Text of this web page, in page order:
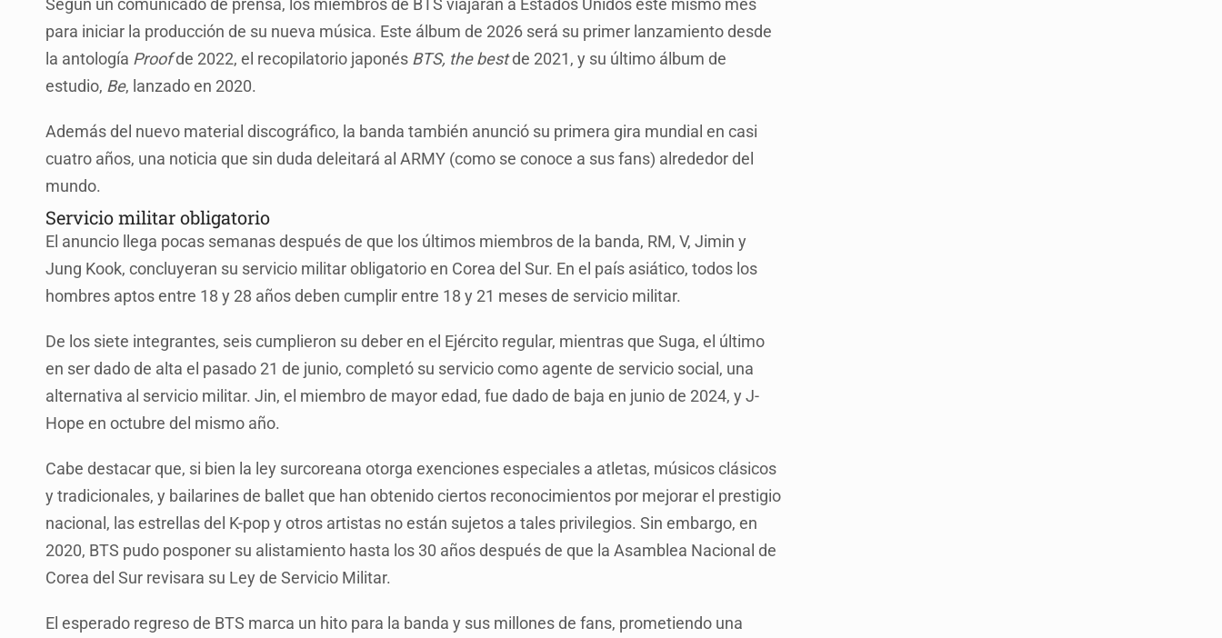
Según un comunicado de prensa, los miembros de BTS viajarán a Estados Unidos este mismo mes
para iniciar la producción de su nueva música. Este álbum de 2026 será su primer lanzamiento desde
la antología Proofde 2022, el recopilatorio japonés BTS, the bestde 2021, y su último álbum de
estudio, Be, lanzado en 2020.
Además del nuevo material discográfico, la banda también anunció su primera gira mundial en casi
cuatro años, una noticia que sin duda deleitará al ARMY (como se conoce a sus fans) alrededor del
mundo.
Servicio militar obligatorio
El anuncio llega pocas semanas después de que los últimos miembros de la banda, RM, V, Jimin y
Jung Kook, concluyeran su servicio militar obligatorio en Corea del Sur. En el país asiático, todos los
hombres aptos entre 18 y 28 años deben cumplir entre 18 y 21 meses de servicio militar.
De los siete integrantes, seis cumplieron su deber en el Ejército regular, mientras que Suga, el último
en ser dado de alta el pasado 21 de junio, completó su servicio como agente de servicio social, una
alternativa al servicio militar. Jin, el miembro de mayor edad, fue dado de baja en junio de 2024, y J-
Hope en octubre del mismo año.
Cabe destacar que, si bien la ley surcoreana otorga exenciones especiales a atletas, músicos clásicos
y tradicionales, y bailarines de ballet que han obtenido ciertos reconocimientos por mejorar el prestigio
nacional, las estrellas del K-pop y otros artistas no están sujetos a tales privilegios. Sin embargo, en
2020, BTS pudo posponer su alistamiento hasta los 30 años después de que la Asamblea Nacional de
Corea del Sur revisara su Ley de Servicio Militar.
El esperado regreso de BTS marca un hito para la banda y sus millones de fans, prometiendo una